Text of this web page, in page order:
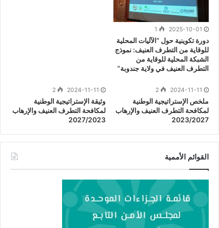
2025-10-01
1
دورة تكوينية حول “الآليات المحلية
للوقاية من التطرف العنيف: نموذج
الشبكة المحلية للوقاية من
التطرف العنيف في ولاية جندوبة”
2024-11-11
2
ملخص الإستراتيجية الوطنية
لمكافحة التطرف العنيف والإرهاب
2023/2027
2024-11-11
2
وثيقة الإستراتيجية الوطنية
لمكافحة التطرف العنيف والإرهاب
2027/2023
القوائم الأممية